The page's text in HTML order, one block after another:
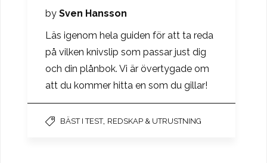
by Sven Hansson
Läs igenom hela guiden för att ta reda
på vilken knivslip som passar just dig
och din plånbok. Vi är övertygade om
att du kommer hitta en som du gillar!
BÄST I TEST, REDSKAP & UTRUSTNING